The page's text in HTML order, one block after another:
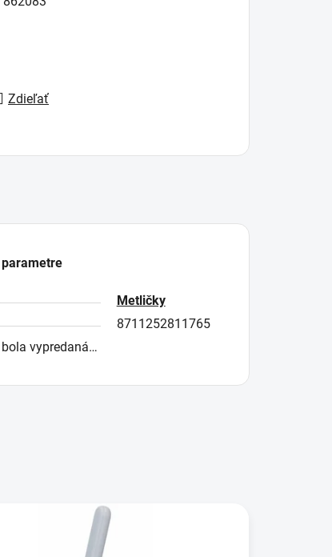
Zdieľať
Metličky
8711252811765
vypredaná…